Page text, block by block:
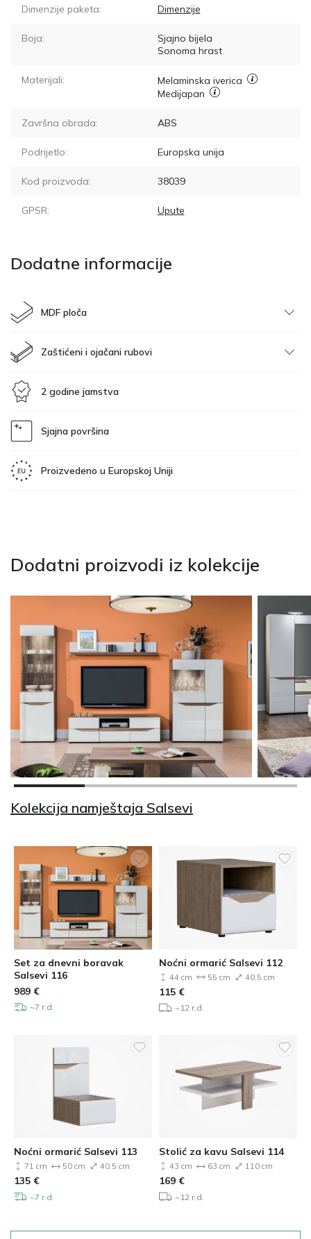
Dimenzije paketa: Dimenzije
Boja:
Sjajno bijela
Sonoma hrast
Materijali:
Melaminska iverica
Medijapan
Završna obrada: ABS
Podrijetlo: Europska unija
Kod proizvoda: 38039
GPSR: Upute
Dodatne informacije
MDF ploča
Zaštićeni i ojačani rubovi
2 godine jamstva
Sjajna površina
Proizvedeno u Europskoj Uniji
Dodatni proizvodi iz kolekcije
Kolekcija namještaja Salsevi
Set za dnevni boravak
Salsevi 116
989 €
~7 r.d.
Noćni ormarić Salsevi 112
44 cm 55 cm 40.5 cm
115 €
~12 r.d.
Noćni ormarić Salsevi 113
71 cm 50 cm 40.5 cm
135 €
~7 r.d.
Stolić za kavu Salsevi 114
43 cm 63 cm 110 cm
169 €
~12 r.d.